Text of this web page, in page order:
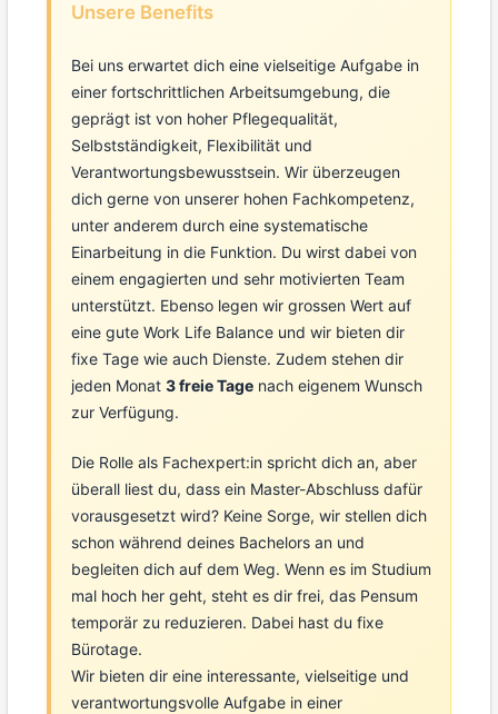
Unsere Benefits
Bei uns erwartet dich eine vielseitige Aufgabe in
einer fortschrittlichen Arbeitsumgebung, die
geprägt ist von hoher Pflegequalität,
Selbstständigkeit, Flexibilität und
Verantwortungsbewusstsein. Wir überzeugen
dich gerne von unserer hohen Fachkompetenz,
unter anderem durch eine systematische
Einarbeitung in die Funktion. Du wirst dabei von
einem engagierten und sehr motivierten Team
unterstützt. Ebenso legen wir grossen Wert auf
eine gute Work Life Balance und wir bieten dir
fixe Tage wie auch Dienste. Zudem stehen dir
jeden Monat 3 freie Tagenach eigenem Wunsch
zur Verfügung.
Die Rolle als Fachexpert:in spricht dich an, aber
überall liest du, dass ein Master-Abschluss dafür
vorausgesetzt wird? Keine Sorge, wir stellen dich
schon während deines Bachelors an und
begleiten dich auf dem Weg. Wenn es im Studium
mal hoch her geht, steht es dir frei, das Pensum
temporär zu reduzieren. Dabei hast du fixe
Bürotage.
Wir bieten dir eine interessante, vielseitige und
verantwortungsvolle Aufgabe in einer